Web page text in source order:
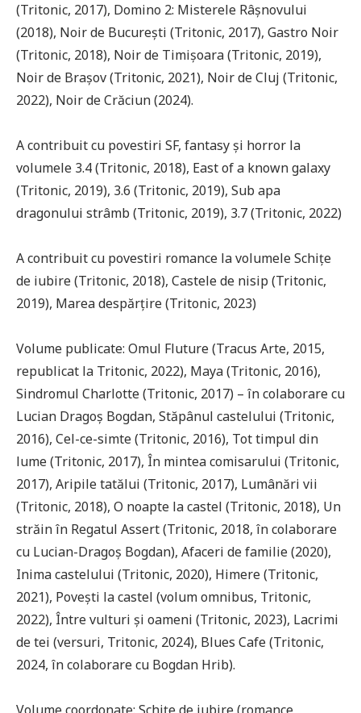
(Tritonic, 2017), Domino 2: Misterele Râșnovului
(2018), Noir de București (Tritonic, 2017), Gastro Noir
(Tritonic, 2018), Noir de Timișoara (Tritonic, 2019),
Noir de Brașov (Tritonic, 2021), Noir de Cluj (Tritonic,
2022), Noir de Crăciun (2024).
A contribuit cu povestiri SF, fantasy și horror la
volumele 3.4 (Tritonic, 2018), East of a known galaxy
(Tritonic, 2019), 3.6 (Tritonic, 2019), Sub apa
dragonului strâmb (Tritonic, 2019), 3.7 (Tritonic, 2022)
A contribuit cu povestiri romance la volumele Schițe
de iubire (Tritonic, 2018), Castele de nisip (Tritonic,
2019), Marea despărțire (Tritonic, 2023)
Volume publicate: Omul Fluture (Tracus Arte, 2015,
republicat la Tritonic, 2022), Maya (Tritonic, 2016),
Sindromul Charlotte (Tritonic, 2017) – în colaborare cu
Lucian Dragoș Bogdan, Stăpânul castelului (Tritonic,
2016), Cel-ce-simte (Tritonic, 2016), Tot timpul din
lume (Tritonic, 2017), În mintea comisarului (Tritonic,
2017), Aripile tatălui (Tritonic, 2017), Lumânări vii
(Tritonic, 2018), O noapte la castel (Tritonic, 2018), Un
străin în Regatul Assert (Tritonic, 2018, în colaborare
cu Lucian-Dragoș Bogdan), Afaceri de familie (2020),
Inima castelului (Tritonic, 2020), Himere (Tritonic,
2021), Povești la castel (volum omnibus, Tritonic,
2022), Între vulturi și oameni (Tritonic, 2023), Lacrimi
de tei (versuri, Tritonic, 2024), Blues Cafe (Tritonic,
2024, în colaborare cu Bogdan Hrib).